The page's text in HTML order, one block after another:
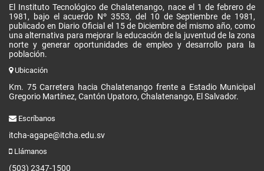
El Instituto Tecnológico de Chalatenango, nace el 1 de febrero de
1981, bajo el acuerdo Nº 3553, del 10 de Septiembre de 1981,
publicado en Diario Oficial el 15 de Diciembre del mismo año, como
una alternativa para mejorar la educación de la juventud de la zona
norte y generar oportunidades de empleo y desarrollo para la
población.
Ubicación
Km. 75 Carretera hacia Chalatenango frente a Estadio Municipal
Gregorio Martínez, Cantón Upatoro, Chalatenango, El Salvador.
Escríbanos
itcha-agape@itcha.edu.sv
Llámanos
(503) 2347-1500